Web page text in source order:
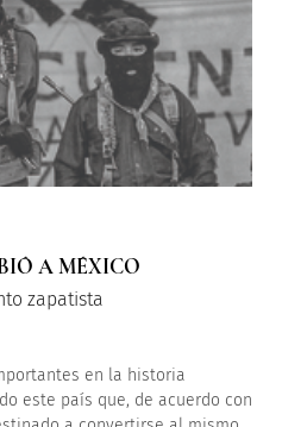
A MÉXICO
zapatista
en la historia
este país que, de acuerdo con